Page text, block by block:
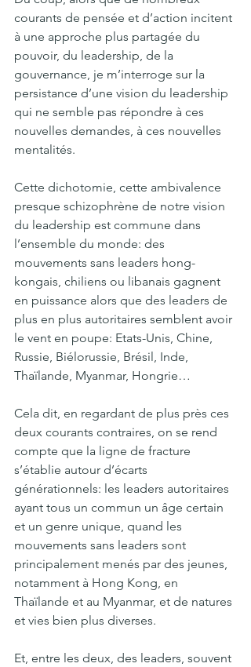
courants de pensée et d’action incitent
à une approche plus partagée du
pouvoir, du leadership, de la
gouvernance, je m’interroge sur la
persistance d’une vision du leadership
qui ne semble pas répondre à ces
nouvelles demandes, à ces nouvelles
mentalités.
Cette dichotomie, cette ambivalence
presque schizophrène de notre vision
du leadership est commune dans
l’ensemble du monde: des
mouvements sans leaders hong-
kongais, chiliens ou libanais gagnent
en puissance alors que des leaders de
plus en plus autoritaires semblent avoir
le vent en poupe: Etats-Unis, Chine,
Russie, Biélorussie, Brésil, Inde,
Thaïlande, Myanmar, Hongrie…
Cela dit, en regardant de plus près ces
deux courants contraires, on se rend
compte que la ligne de fracture
s’établie autour d’écarts
générationnels: les leaders autoritaires
ayant tous un commun un âge certain
et un genre unique, quand les
mouvements sans leaders sont
principalement menés par des jeunes,
notamment à Hong Kong, en
Thaïlande et au Myanmar, et de natures
et vies bien plus diverses.
Et, entre les deux, des leaders, souvent